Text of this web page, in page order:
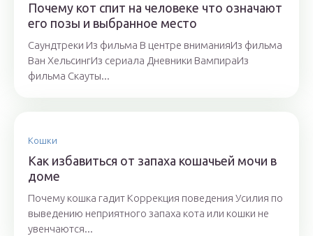
Почему кот спит на человеке что означают
его позы и выбранное место
Саундтреки Из фильма В центре вниманияИз фильма
Ван ХельсингИз сериала Дневники ВампираИз
фильма Скауты...
Кошки
Как избавиться от запаха кошачьей мочи в
доме
Почему кошка гадит Коррекция поведения Усилия по
выведению неприятного запаха кота или кошки не
увенчаются...